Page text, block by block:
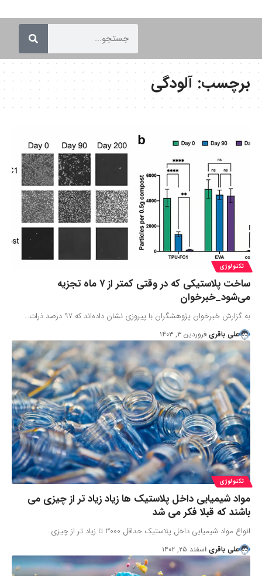
برچسب:آلودگی
تکنولوژی
ساخت پلاستیکی که در وقتی کمتر از ۷ ماه تجزیه
می‌شود_خبرخوان
به گزارش خبرخوان پژوهشگران با پیروزی نشان داده‌اند که ۹۷ درصد ذرات…
علی باقری فروردین ۳, ۱۴۰۳
تکنولوژی
مواد شیمیایی داخل پلاستیک ها زیاد زیاد تر از چیزی می
باشند که قبلا فکر می شد
انواع مواد شیمیایی داخل پلاستیک حداقل 3000 تا زیاد تر از چیزی…
علی باقری اسفند ۲۵, ۱۴۰۲